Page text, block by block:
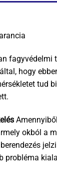
fagyvédelmi
hogy
tud
okból a
probléma